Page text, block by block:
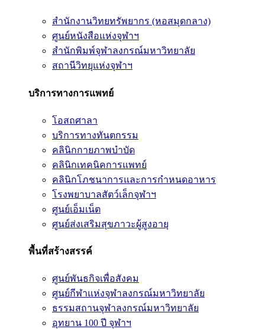
สำนักงานวิทยทรัพยากร (หอสมุดกลาง)
ศูนย์หนังสือแห่งจุฬาฯ
สำนักพิมพ์จุฬาลงกรณ์มหาวิทยาลัย
สถานีวิทยุแห่งจุฬาฯ
บริการทางการแพทย์
โอสถศาลา
บริการทางทันตกรรม
คลินิกกายภาพบำบัด
คลินิกเทคนิคการแพทย์
คลินิกโภชนาการและการกำหนดอาหาร
โรงพยาบาลสัตว์เล็กจุฬาฯ
ศูนย์เอ็มเน็ต
ศูนย์ส่งเสริมสุขภาวะผู้สูงอายุ
พื้นที่สร้างสรรค์
ศูนย์พันธกิจเพื่อสังคม
ศูนย์กีฬาแห่งจุฬาลงกรณ์มหาวิทยาลัย
ธรรมสถานจุฬาลงกรณ์มหาวิทยาลัย
อุทยาน 100 ปี จุฬาฯ